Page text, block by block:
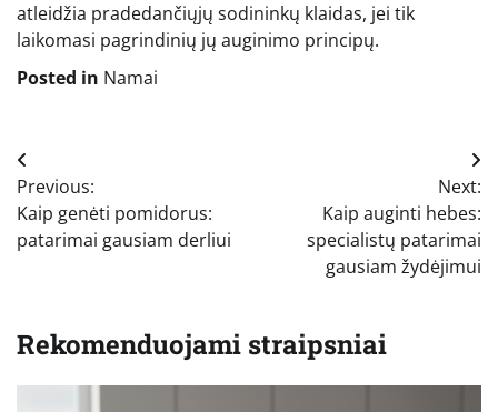
atleidžia pradedančiųjų sodininkų klaidas, jei tik
laikomasi pagrindinių jų auginimo principų.
Posted in Namai
Navigacija
tarp
įrašų
Previous:
Kaip genėti pomidorus:
patarimai gausiam derliui
Next:
Kaip auginti hebes:
specialistų patarimai
gausiam žydėjimui
Rekomenduojami straipsniai